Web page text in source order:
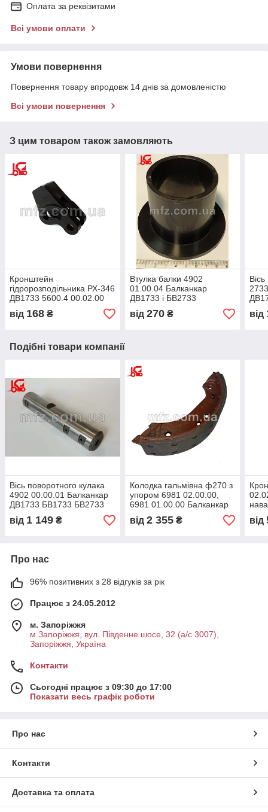
Оплата за реквізитами
Всі умови оплати
Умови повернення
Повернення товару впродовж 14 днів за домовленістю
Всі умови повернення
З цим товаром також замовляють
Кронштейн
гідророзподільника РХ-346
ДВ1733 5600.4 00.02.00
від 168 ₴
Втулка балки 4902
01.00.04 Балканкар
ДВ1733 і БВ2733
від 270₴ від
Подібні товари компанії
Вісь поворотного кулака
4902 00.00.01 Балканкар
ДВ1733 БВ1733 БВ2733
від 1 149 ₴
Колодка гальмівна ф270 з
упором 6981 02.00.00,
6981 01.00.00 Балканкар
від 2 355₴ від
Про нас
96% позитивних з 28 відгуків за рік
Працює з 24.05.2012
м. Запоріжжя
м.Запоріжжя, вул. Південне шосе, 32 (а/с 3007),
Запоріжжя, Україна
Контакти
Сьогодні працює з 09:30 до 17:00
Показати весь графік роботи
Про нас
Контакти
Доставка та оплата